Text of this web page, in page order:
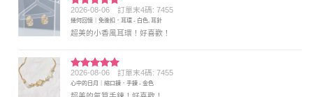
評分5 滿
分 5
2026-08-06 訂單末4碼: 7455
幾何回憶｜免後扣．耳環 - 白色, 耳針
超美的小香風耳環！好喜歡！
評分5 滿
分 5
2026-08-06 訂單末4碼: 7455
心中的日月｜縮口鍊．手鍊 - 金色